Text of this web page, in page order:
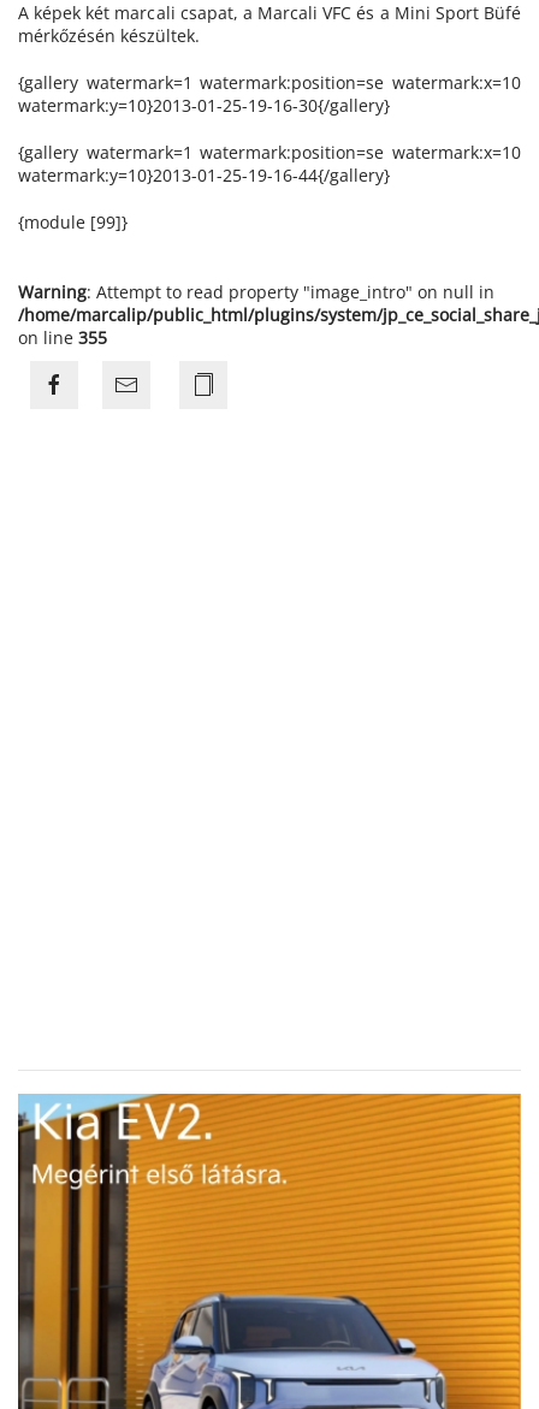
A képek két marcali csapat, a Marcali VFC és a Mini Sport Büfé
mérkőzésén készültek.
{gallery watermark=1 watermark:position=se watermark:x=10
watermark:y=10}2013-01-25-19-16-30{/gallery}
{gallery watermark=1 watermark:position=se watermark:x=10
watermark:y=10}2013-01-25-19-16-44{/gallery}
{module [99]}
Warning: Attempt to read property "image_intro" on null in
/home/marcalip/public_html/plugins/system/
on line 355